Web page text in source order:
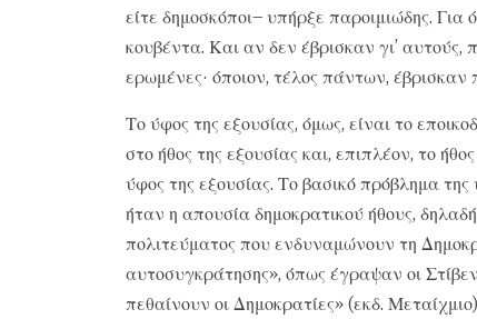
είτε δημοσκόποι– υπήρξε παροιμιώδης.
κουβέντα. Και αν δεν έβρισκαν γι’ αυτούς,
ερωμένες· όποιον, τέλος πάντων, έβρισκαν
Το ύφος της εξουσίας, όμως, είναι το
στο ήθος της εξουσίας και, επιπλέον, το
ύφος της εξουσίας. Το βασικό πρόβλημα
ήταν η απουσία δημοκρατικού ήθους,
πολιτεύματος που ενδυναμώνουν τη
αυτοσυγκράτησης», όπως έγραψαν οι
πεθαίνουν οι Δημοκρατίες» (εκδ.